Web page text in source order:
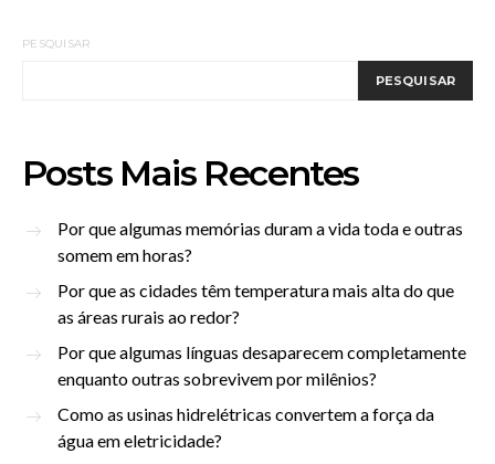
PESQUISAR
PESQUISAR
Posts Mais Recentes
Por que algumas memórias duram a vida toda e outras
somem em horas?
Por que as cidades têm temperatura mais alta do que
as áreas rurais ao redor?
Por que algumas línguas desaparecem completamente
enquanto outras sobrevivem por milênios?
Como as usinas hidrelétricas convertem a força da
água em eletricidade?